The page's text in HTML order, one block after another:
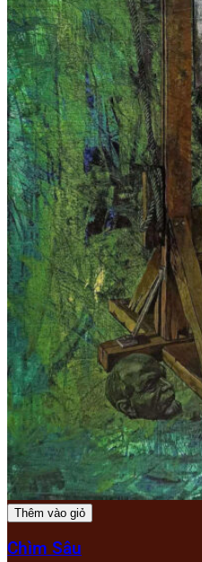
Thêm vào giỏ
Chìm Sâu